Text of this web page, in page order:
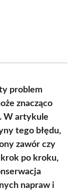
problem
znacząco
W artykule
tego błędu,
zawór czy
po kroku,
napraw i